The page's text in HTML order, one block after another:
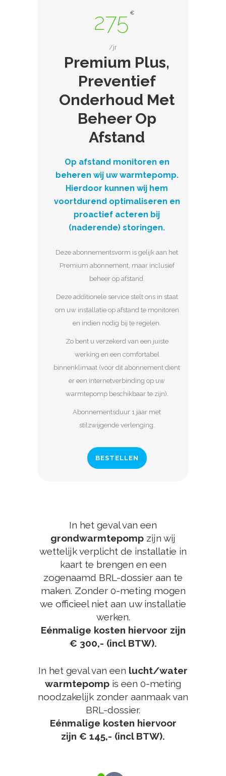
275 €
/jr
Premium Plus,
Preventief
Onderhoud Met
Beheer Op
Afstand
Op afstand monitoren en
beheren wij uw warmtepomp.
Hierdoor kunnen wij hem
voortdurend optimaliseren en
proactief acteren bij
(naderende) storingen.
Deze abonnementsvorm is gelijk aan het
Premium abonnement, maar inclusief
beheer op afstand.
Deze additionele service stelt ons in staat
om uw installatie op afstand te monitoren
en indien nodig bij te regelen.
Zo bent u verzekerd van een juiste
werking en een comfortabel
binnenklimaat (voor dit abonnement dient
er een internetverbinding op uw
warmtepomp beschikbaar te zijn).
Abonnementsduur 1 jaar met
stilzwijgende verlenging.
BESTELLEN
In het geval van een
grondwarmtepomp zijn wij
wettelijk verplicht de installatie in
kaart te brengen en een
zogenaamd BRL-dossier aan te
maken. Zonder 0-meting mogen
we officieel niet aan uw installatie
werken.
Eénmalige kosten hiervoor zijn
€ 300,- (incl BTW).
In het geval van een lucht/water
warmtepomp is een 0-meting
noodzakelijk zonder aanmaak van
BRL-dossier.
Eénmalige kosten hiervoor
zijn € 145,- (incl BTW).